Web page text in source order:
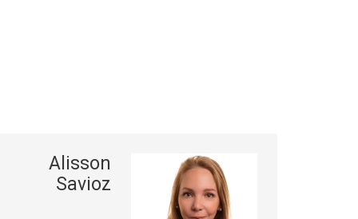
Alisson
Savioz